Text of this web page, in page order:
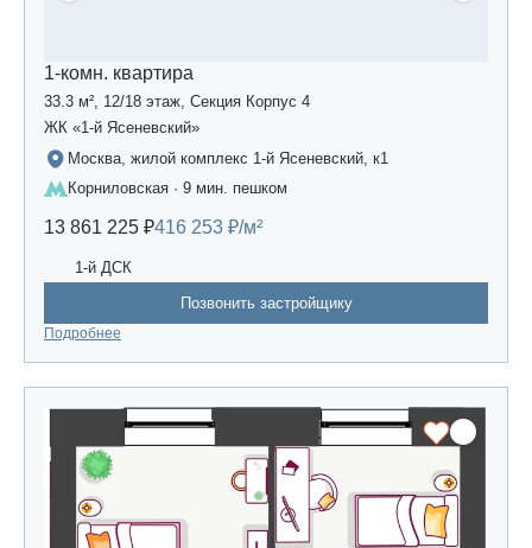
1-комн. квартира
33.3 м², 12/18 этаж, Секция Корпус 4
ЖК «1-й Ясеневский»
Москва, жилой комплекс 1-й Ясеневский, к1
Корниловская · 9 мин. пешком
13 861 225 ₽416 253 ₽/м²
1-й ДСК
Позвонить застройщику
Подробнее